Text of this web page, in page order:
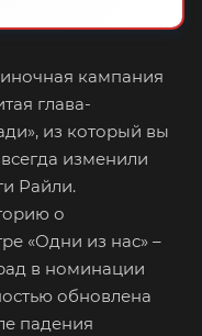
кампания
глава-
из который вы
изменили
Райли.
о
«Одни из нас» –
в номинации
обновлена
падения